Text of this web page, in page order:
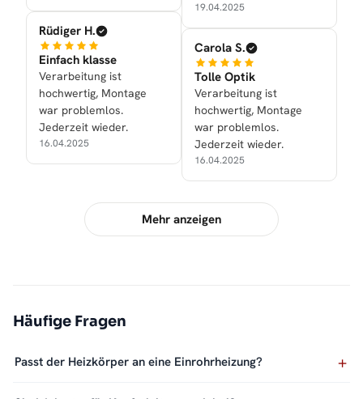
Rüdiger H.
Einfach klasse
Verarbeitung ist
hochwertig, Montage
war problemlos.
Jederzeit wieder.
16.04.2025
19.04.2025
Carola S.
Tolle Optik
Verarbeitung ist
hochwertig, Montage
war problemlos.
Jederzeit wieder.
16.04.2025
Mehr anzeigen
Häufige Fragen
Passt der Heizkörper an eine Einrohrheizung?